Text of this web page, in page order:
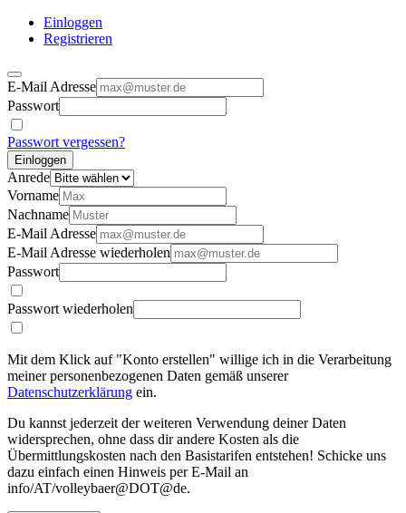
Einloggen
Registrieren
E-Mail Adresse
Passwort
Passwort vergessen?
Einloggen
Anrede
Vorname
Nachname
E-Mail Adresse
E-Mail Adresse wiederholen
Passwort
Passwort wiederholen
Mit dem Klick auf "Konto erstellen" willige ich in die Verarbeitung
meiner personenbezogenen Daten gemäß unserer
Datenschutzerklärung ein.
Du kannst jederzeit der weiteren Verwendung deiner Daten
widersprechen, ohne dass dir andere Kosten als die
Übermittlungskosten nach den Basistarifen entstehen! Schicke uns
dazu einfach einen Hinweis per E-Mail an
info/AT/volleybaer@DOT@de.